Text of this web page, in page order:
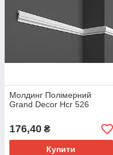
Молдинг Полімерний
Grand Decor Hcr 526
176,40 ₴
Купити